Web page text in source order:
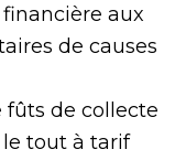
aux
de causes
fûts de collecte
tout à tarif